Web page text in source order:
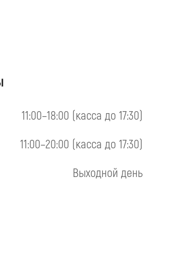
11:00–18:00 (касса до 17:30)
11:00–20:00 (касса до 17:30)
Выходной день